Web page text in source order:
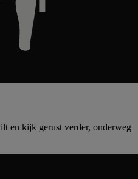
en kijk gerust verder, onderweg